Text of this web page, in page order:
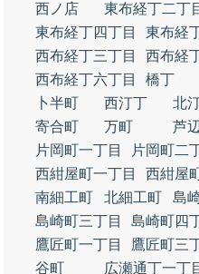
西ノ店
東布経丁二丁
東布経丁四丁目
東布経
西布経丁三丁目
西布経
西布経丁六丁目
橋丁
卜半町
西汀丁 北
寄合町
万町 芦
片岡町一丁目
片岡町二
西紺屋町一丁目
西紺屋
南細工町
北細工町 島
島崎町三丁目
島崎町四
鷹匠町一丁目
鷹匠町三
谷町
広瀬通丁一丁